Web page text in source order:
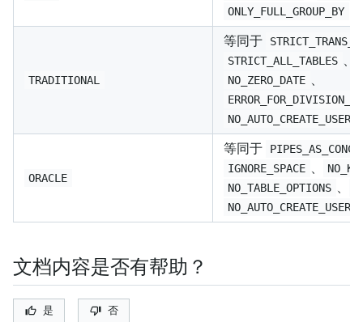
ONLY_FULL_GROUP_BY
TRADITIONAL
等同于
STRICT_ALL_TABLES 、
NO_ZERO_DATE 、
NO_AUTO_CREATE_USER
ORACLE
等同于
IGNORE_SPACE 、
NO_TABLE_OPTIONS 、
NO_AUTO_CREATE_USER
文档内容是否有帮助？
是 否